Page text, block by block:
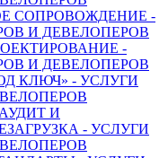
СОПРОВОЖДЕНИЕ -
И ДЕВЕЛОПЕРОВ
-
И ДЕВЕЛОПЕРОВ
КЛЮЧ» - УСЛУГИ
И
- УСЛУГИ